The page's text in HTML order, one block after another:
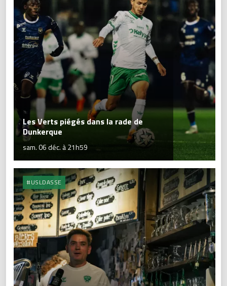
Les Verts piégés dans la rade de
Dunkerque
sam. 06 déc. à 21h59
#USLDASSE